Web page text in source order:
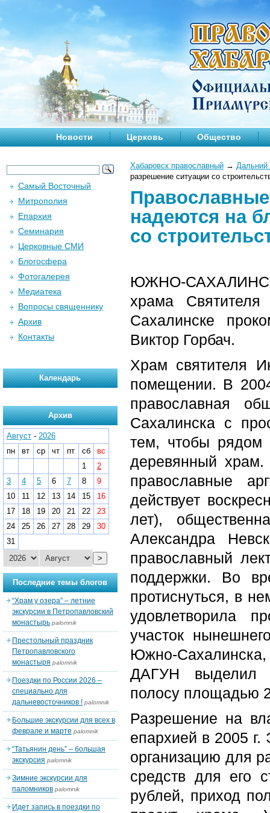
Новости Церковь Общество
Хабаровск православный → Дальний
разрешение ситуации со
надеются на
со
ЮЖНО-
храма
Сахалинске
Виктор Горбач.
Храм святителя
помещении. В
православная
Сахалинска с
тем, чтобы рядом
деревянный храм.
православные
действует
лет),
Александра
православный
поддержки. Во
протиснуться, в
удовлетворила
участок
Южно-
ДАГУН выделил
полосу площадью
Разрешение на
епархией в 2005 г.
организацию для
средств для его
рублей, приход
Самый Восточный
Митрополия
Епархия
Семинария
Церковные СМИ
Блогосфера
Фотогалерея
Медиатека
Вопросы священнику
Архив
Контакты
Календарь
Архив
Август - 2026
пн
вт ср чт пт сб
вс
1
2
3
4 5 6 7 8
9
10
11 12 13 14 15
16
17
18 19 20 21 22
23
24
25 26 27 28 29
30
31
>
Последние темы блогов
“Храм у озера” – летние
экскурсии в Петропавловский
монастырь palomnik
Престольный праздник
Петропавловского
монастыря palomnik
Поездки по России 2026 –
специально для
дальневосточников ! palomnik
Большие экскурсии для всех в
феврале и марте palomnik
“Татьянин день” – большая
экскурсия palomnik
Зимние экскурсии для
паломников palomnik
Идет запись в поездки по